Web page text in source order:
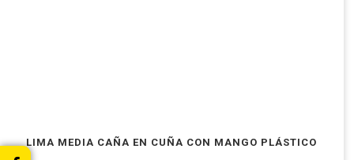
LIMA MEDIA CAÑA EN CUÑA CON MANGO PLÁSTICO